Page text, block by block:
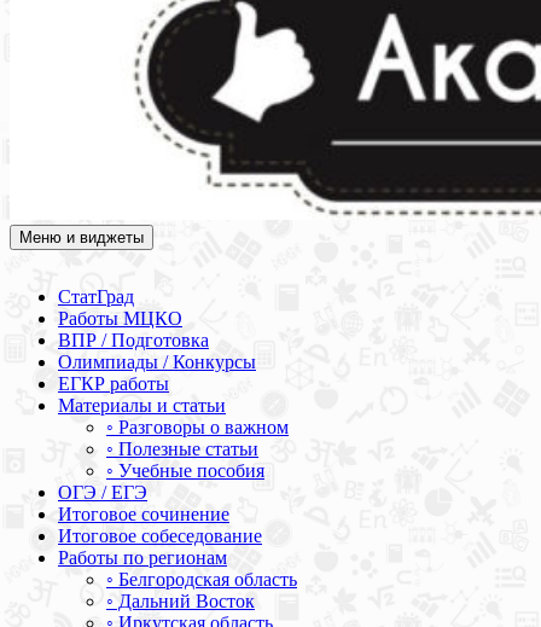
Академия СОВА
Подготовка к ЕГЭ, ОГЭ, ВПР, МЦКО, СтатГрад, КДР, ВОШ,
Меню и виджеты
СтатГрад
Работы МЦКО
ВПР / Подготовка
Олимпиады / Конкурсы
ЕГКР работы
Материалы и статьи
◦ Разговоры о важном
◦ Полезные статьи
◦ Учебные пособия
ОГЭ / ЕГЭ
Итоговое сочинение
Итоговое собеседование
Работы по регионам
◦ Белгородская область
◦ Дальний Восток
◦ Иркутская область